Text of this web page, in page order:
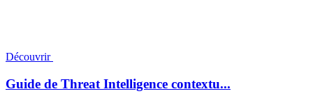
Découvrir
Guide de Threat Intelligence contextu...